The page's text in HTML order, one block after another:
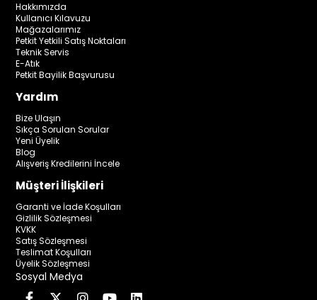
Hakkımızda
Kullanıcı Kılavuzu
Mağazalarımız
Petkit Yetkili Satış Noktaları
Teknik Servis
E-Atık
Petkit Bayilik Başvurusu
Yardım
Bize Ulaşın
Sıkça Sorulan Sorular
Yeni Üyelik
Blog
Alışveriş Kredilerini İncele
Müşteri İlişkileri
Garanti ve İade Koşulları
Gizlilik Sözleşmesi
KVKK
Satış Sözleşmesi
Teslimat Koşulları
Üyelik Sözleşmesi
Sosyal Medya